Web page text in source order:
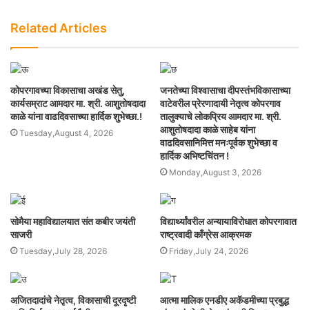
Related Articles
कोपरगावच्या विकासाचा अखंड सेतु,
कार्यसम्राट आमदार मा. श्री. आशुतोषदादा
काळे यांना वाढदिवसाच्या हार्दिक शुभेच्छा.!
Tuesday,August 4, 2026
जनतेच्या विश्वासाचा दीपस्तंभविकासाच्या
वाटेवरील प्रेरणादायी नेतृत्व कोपरगाव
तालुक्याचे लोकप्रिय आमदार मा. श्री.
आशुतोषदादा काळे साहेब यांना
वाढदिवसानिमित्त मनःपूर्वक शुभेच्छा व
हार्दिक अभिष्टचिंतन !
Monday,August 3, 2026
सोमैया महाविद्यालयात संत कबीर जयंती
साजरी
Tuesday,July 28, 2026
विद्यार्थ्यांवरील अन्यायाविरोधात कोपरगावात
राष्ट्रवादी काँग्रेस आक्रमक
Friday,July 24, 2026
अजितदादांचे नेतृत्व, विकासाची दूरदृष्टी
आत्मा मालिक एनडीए अकॅडमीच्या प्रबुद्ध